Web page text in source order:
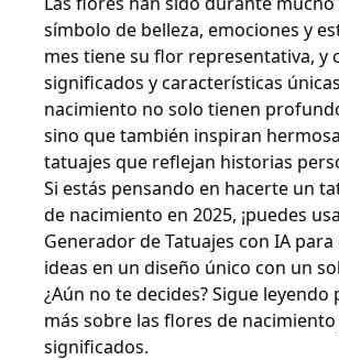
símbolo de belleza, emociones y
mes tiene su flor representativa, y
significados y características
nacimiento no solo tienen
sino que también inspiran
tatuajes que reflejan historias
Si estás pensando en hacerte un
de nacimiento en 2025, ¡puedes
Generador de Tatuajes con IA
ideas en un diseño único con un
¿Aún no te decides? Sigue
más sobre las flores de nacimiento
significados.